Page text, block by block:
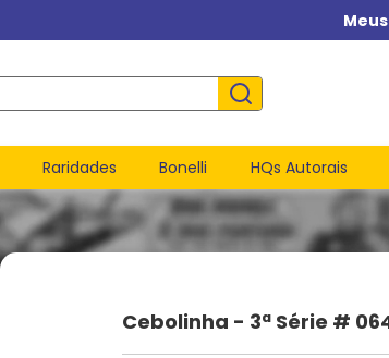
Raridades Bonelli HQs Autorais
Cebolinha - 3ª Série #